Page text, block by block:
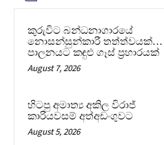
කුරුවිට බන්ධනාගාරයේ
නොසන්සුන්කාරී තත්ත්වයක්…
පාලනයට කඳුළු ගෑස් ප්‍රහාරයක්
August 7, 2026
හිටපු අමාත්‍ය අකිල විරාජ්
කාරියවසම් අත්අඩංගුවට
August 5, 2026